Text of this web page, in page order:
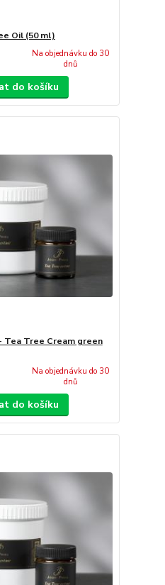
Oil (50 ml)
Na objednávku do 30
dnů
do košíku
Tea Tree Cream green
Na objednávku do 30
dnů
do košíku